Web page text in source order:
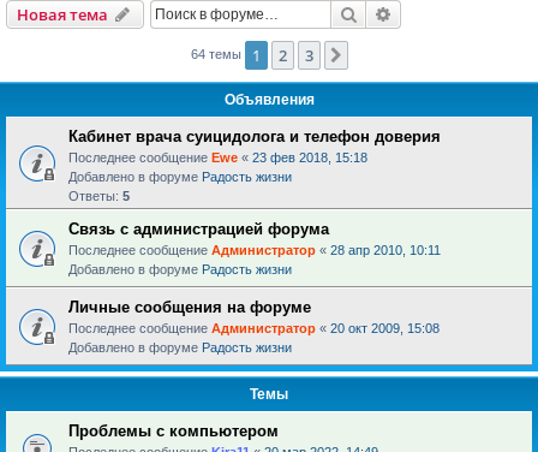
Новая тема Поиск
64 темы 1 2 3
Объявления
Кабинет врача суицидолога и телефон доверия
Последнее сообщение Ewe « 23 фев 2018, 15:18
Добавлено в форуме Радость жизни
Ответы: 5
Связь с администрацией форума
Последнее сообщение Администратор « 28 апр 2010, 10:11
Добавлено в форуме Радость жизни
Личные сообщения на форуме
Последнее сообщение Администратор « 20 окт 2009, 15:08
Добавлено в форуме Радость жизни
Темы
Проблемы с компьютером